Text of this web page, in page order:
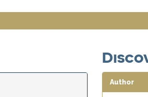
Author